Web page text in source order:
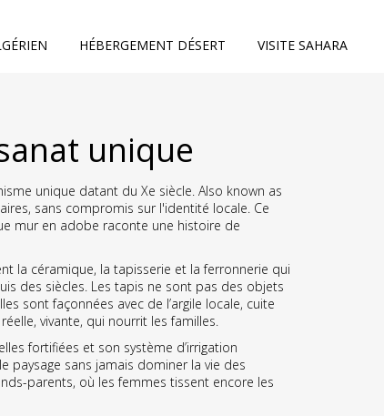
HÉBERGEMENT DÉSERT VISITE SAHARA
unique
unique datant du Xe siècle. Also known as
sans compromis sur l'identité locale. Ce
mur en adobe raconte une histoire de
la céramique, la tapisserie et la ferronnerie qui
des siècles. Les tapis ne sont pas des objets
sont façonnées avec de l’argile locale, cuite
vivante, qui nourrit les familles.
fortifiées et son système d’irrigation
paysage sans jamais dominer la vie des
parents, où les femmes tissent encore les